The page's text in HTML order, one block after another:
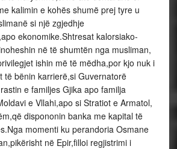
kalimin e kohës shumë prej tyre u
si një zgjedhje
ekonomike.Shtresat kalorsiako-
në të shumtën nga musliman,
ishin më të mëdha,por kjo nuk i
të bënin karrierë,si Guvernatorë
e familjes Gjika apo familja
e Vllahi,apo si Stratiot e Armatol,
dispononin banka me kapital të
momenti ku perandoria Osmane
në Epir,filloi regjistrimi i